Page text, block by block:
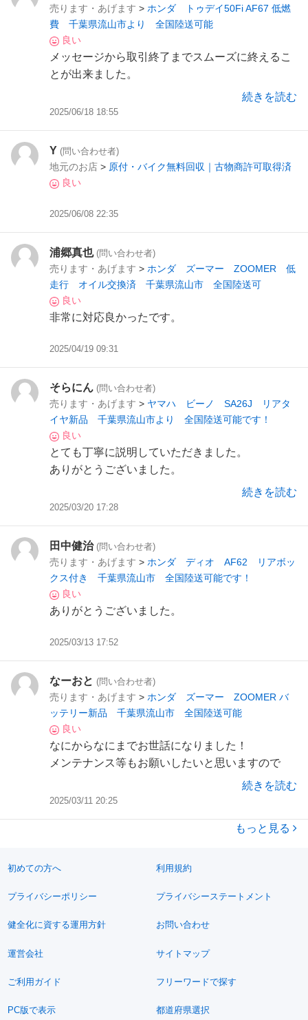
売ります・あげます > ホンダ トゥデイ50Fi AF67 低燃
費 千葉県流山市より 全国陸送可能
良い
メッセージから取引終了までスムーズに終えるこ
とが出来ました。
動作確認(試乗含め)も時間をかけて対応していた
だき、その場で購入。
ます。
続きを読む
2025/06/18 18:55
Y (問い合わせ者)
地元のお店 > 原付・バイク無料回収｜古物商許可取得済
良い
2025/06/08 22:35
浦郷真也 (問い合わせ者)
売ります・あげます > ホンダ ズーマー ZOOMER 低
走行 オイル交換済 千葉県流山市 全国陸送可
良い
非常に対応良かったです。
2025/04/19 09:31
そらにん (問い合わせ者)
売ります・あげます > ヤマハ ビーノ SA26J リアタ
イヤ新品 千葉県流山市より 全国陸送可能です！
良い
とても丁寧に説明していただきました。
ありがとうございました。
続きを読む
2025/03/20 17:28
田中健治 (問い合わせ者)
売ります・あげます > ホンダ ディオ AF62 リアボッ
クス付き 千葉県流山市 全国陸送可能です！
良い
ありがとうございました。
2025/03/13 17:52
なーおと (問い合わせ者)
売ります・あげます > ホンダ ズーマー ZOOMER バ
ッテリー新品 千葉県流山市 全国陸送可能
良い
なにからなにまでお世話になりました！
メンテナンス等もお願いしたいと思いますので
続きを読む
2025/03/11 20:25
もっと見る
初めての方へ 利用規約
プライバシーポリシー プライバシーステートメント
健全化に資する運用方針 お問い合わせ
運営会社 サイトマップ
ご利用ガイド フリーワードで探す
PC版で表示 都道府県選択